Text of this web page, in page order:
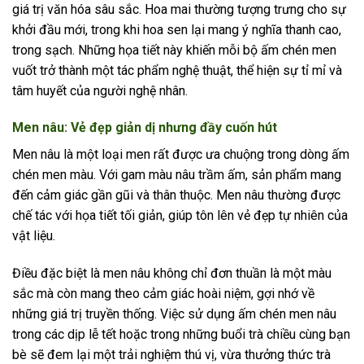
giá trị văn hóa sâu sắc. Hoa mai thường tượng trưng cho sự
khởi đầu mới, trong khi hoa sen lại mang ý nghĩa thanh cao,
trong sạch. Những họa tiết này khiến mỗi bộ ấm chén men
vuốt trở thành một tác phẩm nghệ thuật, thể hiện sự tỉ mỉ và
tâm huyết của người nghệ nhân.
Men nâu: Vẻ đẹp giản dị nhưng đầy cuốn hút
Men nâu là một loại men rất được ưa chuộng trong dòng ấm
chén men màu. Với gam màu nâu trầm ấm, sản phẩm mang
đến cảm giác gần gũi và thân thuộc. Men nâu thường được
chế tác với họa tiết tối giản, giúp tôn lên vẻ đẹp tự nhiên của
vật liệu.
Điều đặc biệt là men nâu không chỉ đơn thuần là một màu
sắc mà còn mang theo cảm giác hoài niệm, gợi nhớ về
những giá trị truyền thống. Việc sử dụng ấm chén men nâu
trong các dịp lễ tết hoặc trong những buổi trà chiều cùng bạn
bè sẽ đem lại một trải nghiệm thú vị, vừa thưởng thức trà